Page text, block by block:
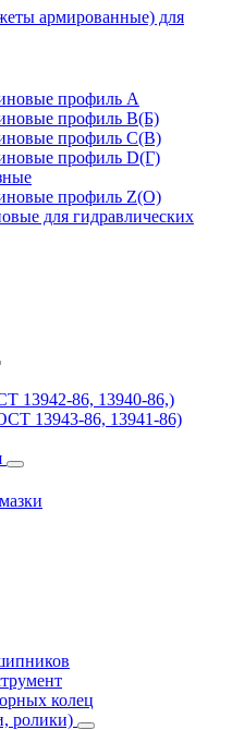
армированные) для
профиль A
профиль B(Б)
профиль C(В)
профиль D(Г)
профиль Z(О)
для гидравлических
13942-86, 13940-86,)
13943-86, 13941-86)
колец
ролики)